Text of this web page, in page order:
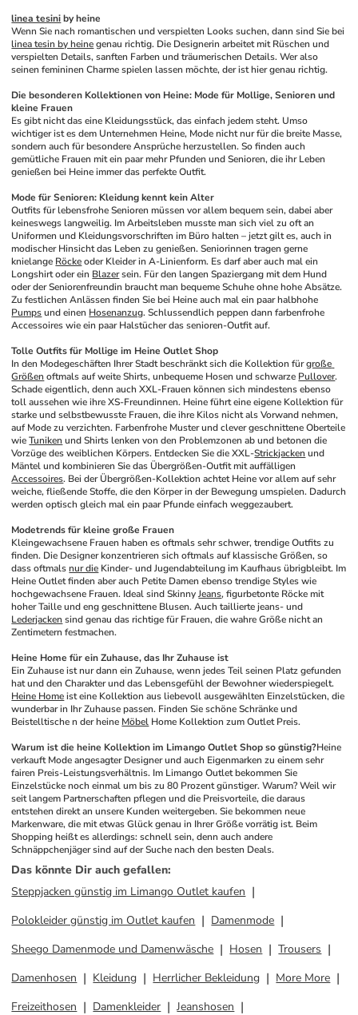
linea tesini by heine
linea tesin by heine genau richtig. Die Designerin arbeitet mit Rüschen und
verspielten Details, sanften Farben und träumerischen Details. Wer also
seinen femininen Charme spielen lassen möchte, der ist hier genau richtig.
Die besonderen Kollektionen von Heine: Mode für Mollige, Senioren und
kleine Frauen
Es gibt nicht das eine Kleidungsstück, das einfach jedem steht. Umso
wichtiger ist es dem Unternehmen Heine, Mode nicht nur für die breite Masse,
sondern auch für besondere Ansprüche herzustellen. So finden auch
gemütliche Frauen mit ein paar mehr Pfunden und Senioren, die ihr Leben
genießen bei Heine immer das perfekte Outfit.
Mode für Senioren: Kleidung kennt kein Alter
Outfits für lebensfrohe Senioren müssen vor allem bequem sein, dabei aber
keineswegs langweilig. Im Arbeitsleben musste man sich viel zu oft an
Uniformen und Kleidungsvorschriften im Büro halten – jetzt gilt es, auch in
modischer Hinsicht das Leben zu genießen. Seniorinnen tragen gerne
knielange Röcke oder Kleider in A-Linienform. Es darf aber auch mal ein
Longshirt oder ein Blazer sein. Für den langen Spaziergang mit dem Hund
oder der Seniorenfreundin braucht man bequeme Schuhe ohne hohe Absätze.
Pumps und einen Hosenanzug. Schlussendlich peppen dann farbenfrohe
Accessoires wie ein paar Halstücher das senioren-Outfit auf.
Tolle Outfits für Mollige im Heine Outlet Shop
In den Modegeschäften Ihrer Stadt beschränkt sich die Kollektion für große
Größen oftmals auf weite Shirts, unbequeme Hosen und schwarze Pullover.
Schade eigentlich, denn auch XXL-Frauen können sich mindestens ebenso
toll aussehen wie ihre XS-Freundinnen. Heine führt eine eigene Kollektion für
starke und selbstbewusste Frauen, die ihre Kilos nicht als Vorwand nehmen,
auf Mode zu verzichten. Farbenfrohe Muster und clever geschnittene Oberteile
wie Tuniken und Shirts lenken von den Problemzonen ab und betonen die
Vorzüge des weiblichen Körpers. Entdecken Sie die XXL-Strickjacken und
Accessoires. Bei der Übergrößen-Kollektion achtet Heine vor allem auf sehr
weiche, fließende Stoffe, die den Körper in der Bewegung umspielen. Dadurch
werden optisch gleich mal ein paar Pfunde einfach weggezaubert.
Modetrends für kleine große Frauen
Kleingewachsene Frauen haben es oftmals sehr schwer, trendige Outfits zu
finden. Die Designer konzentrieren sich oftmals auf klassische Größen, so
dass oftmals nur die Kinder- und Jugendabteilung im Kaufhaus übrigbleibt. Im
Heine Outlet finden aber auch Petite Damen ebenso trendige Styles wie
hochgewachsene Frauen. Ideal sind Skinny Jeans, figurbetonte Röcke mit
Lederjacken sind genau das richtige für Frauen, die wahre Größe nicht an
Zentimetern festmachen.
Heine Home für ein Zuhause, das Ihr Zuhause ist
Ein Zuhause ist nur dann ein Zuhause, wenn jedes Teil seinen Platz gefunden
Heine Home ist eine Kollektion aus liebevoll ausgewählten Einzelstücken, die
wunderbar in Ihr Zuhause passen. Finden Sie schöne Schränke und
Beistelltische n der heine Möbel Home Kollektion zum Outlet Preis.
Warum ist die heine Kollektion im Limango Outlet Shop so günstig?Heine
verkauft Mode angesagter Designer und auch Eigenmarken zu einem sehr
fairen Preis-Leistungsverhältnis. Im Limango Outlet bekommen Sie
Einzelstücke noch einmal um bis zu 80 Prozent günstiger. Warum? Weil wir
seit langem Partnerschaften pflegen und die Preisvorteile, die daraus
entstehen direkt an unsere Kunden weitergeben. Sie bekommen neue
Markenware, die mit etwas Glück genau in Ihrer Größe vorrätig ist. Beim
Shopping heißt es allerdings: schnell sein, denn auch andere
Schnäppchenjäger sind auf der Suche nach den besten Deals.
Das könnte Dir auch gefallen:
Steppjacken günstig im Limango Outlet kaufen
Polokleider günstig im Outlet kaufen
Damenmode
Sheego Damenmode und Damenwäsche
Hosen
Trousers
Damenhosen
Kleidung Herrlicher Bekleidung
More More
Freizeithosen
Damenkleider
Jeanshosen